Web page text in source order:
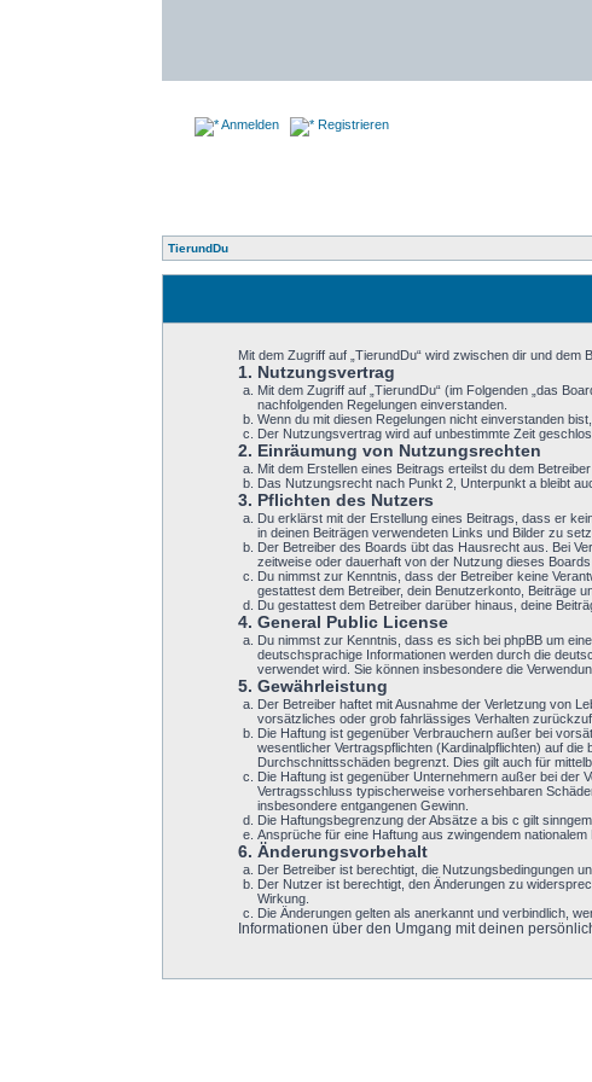
Anmelden Registrieren
TierundDu
Mit dem Zugriff auf „TierundDu“ wird zwischen dir und
1. Nutzungsvertrag
Mit dem Zugriff auf „TierundDu“ (im Folgenden „das
nachfolgenden Regelungen einverstanden.
Wenn du mit diesen Regelungen nicht einverstanden
Der Nutzungsvertrag wird auf unbestimmte Zeit
2. Einräumung von Nutzungsrechten
Mit dem Erstellen eines Beitrags erteilst du dem
Das Nutzungsrecht nach Punkt 2, Unterpunkt a bleibt
3. Pflichten des Nutzers
Du erklärst mit der Erstellung eines Beitrags, dass er
in deinen Beiträgen verwendeten Links und Bilder zu
Der Betreiber des Boards übt das Hausrecht aus. Bei
zeitweise oder dauerhaft von der Nutzung dieses
Du nimmst zur Kenntnis, dass der Betreiber keine
gestattest dem Betreiber, dein Benutzerkonto, Beiträge
Du gestattest dem Betreiber darüber hinaus, deine
4. General Public License
Du nimmst zur Kenntnis, dass es sich bei phpBB um
deutschsprachige Informationen werden durch die
verwendet wird. Sie können insbesondere die
5. Gewährleistung
Der Betreiber haftet mit Ausnahme der Verletzung von
vorsätzliches oder grob fahrlässiges Verhalten
Die Haftung ist gegenüber Verbrauchern außer bei
wesentlicher Vertragspflichten (Kardinalpflichten) auf
Durchschnittsschäden begrenzt. Dies gilt auch für
Die Haftung ist gegenüber Unternehmern außer bei der
Vertragsschluss typischerweise vorhersehbaren
insbesondere entgangenen Gewinn.
Die Haftungsbegrenzung der Absätze a bis c gilt
Ansprüche für eine Haftung aus zwingendem nationalem
6. Änderungsvorbehalt
Der Betreiber ist berechtigt, die Nutzungsbedingungen
Der Nutzer ist berechtigt, den Änderungen zu
Wirkung.
Die Änderungen gelten als anerkannt und verbindlich,
Informationen über den Umgang mit deinen